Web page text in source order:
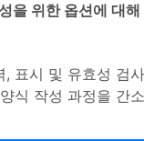
을 위한 옵션에 대해
표시 및 유효성 검
식 작성 과정을 간